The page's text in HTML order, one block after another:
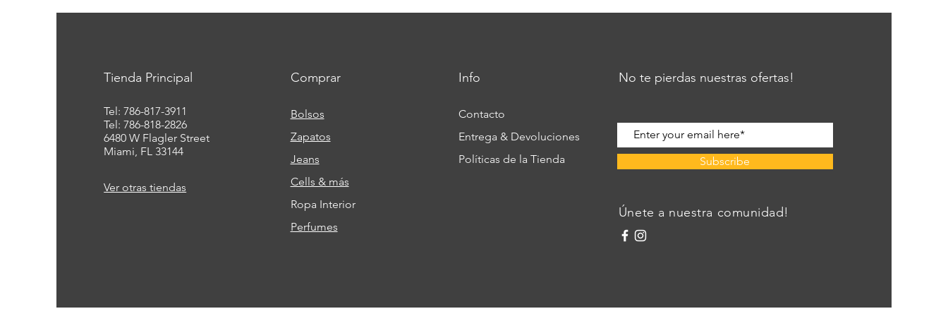
Tienda Principal
Tel: 786-817-3911
Tel: 786-818-2826
6480 W Flagler Street
Miami, FL 33144
Ver otras tiendas
Comprar
Bolsos
Zapatos
Jeans
Cells & más
Ropa Interior
Perfumes
Info
Contacto
Entrega & Devoluciones
Políticas de la Tienda
No te pierdas nuestras ofertas!
Subscribe
​Únete a nuestra comunidad!